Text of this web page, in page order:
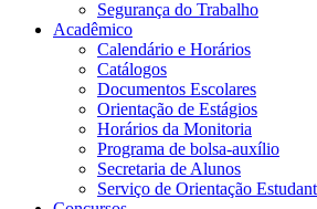
Segurança do Trabalho
Acadêmico
Calendário e Horários
Catálogos
Documentos Escolares
Orientação de Estágios
Horários da Monitoria
Programa de bolsa-auxílio
Secretaria de Alunos
Serviço de Orientação